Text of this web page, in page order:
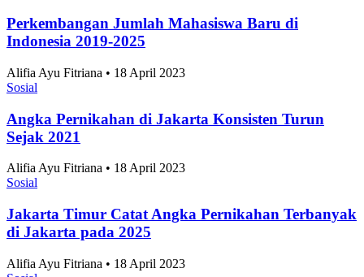
Perkembangan Jumlah Mahasiswa Baru di
Indonesia 2019-2025
Alifia Ayu Fitriana • 18 April 2023
Sosial
Angka Pernikahan di Jakarta Konsisten Turun
Sejak 2021
Alifia Ayu Fitriana • 18 April 2023
Sosial
Jakarta Timur Catat Angka Pernikahan Terbanyak
di Jakarta pada 2025
Alifia Ayu Fitriana • 18 April 2023